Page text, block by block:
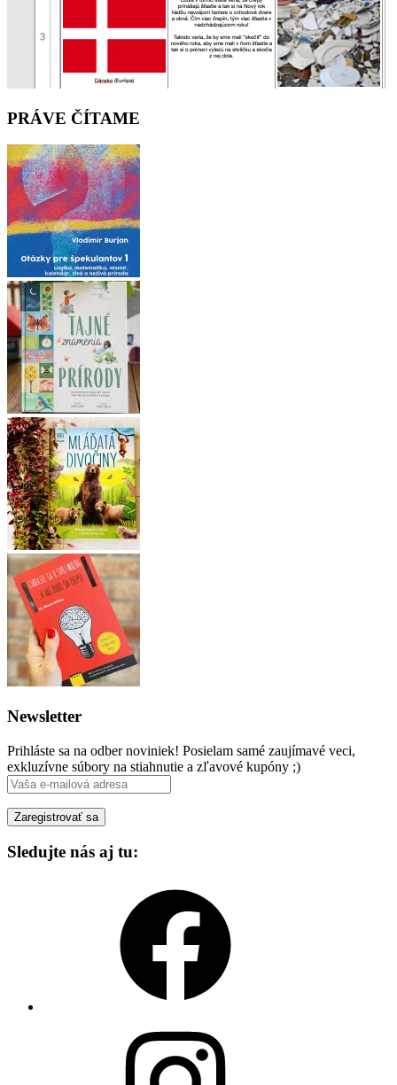
PRÁVE ČÍTAME
Newsletter
Prihláste sa na odber noviniek! Posielam samé zaujímavé veci,
exkluzívne súbory na stiahnutie a zľavové kupóny ;)
Sledujte nás aj tu: